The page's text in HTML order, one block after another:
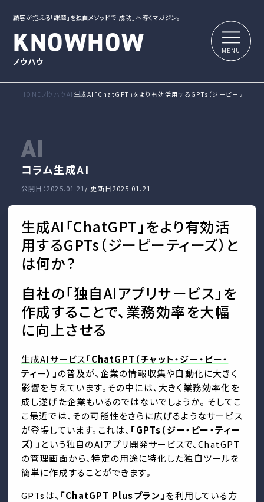
顧客が抱える「課題」を独自メソッドで「成功」へ導くマガジン。
KNOWHOW
ノウハウ
HOME ノウハウ AI 生成AI「ChatGPT」をより有効活用するGPTs（ジーピーティーズ
AI
コラム生成AI
公開日：2025.01.21 / 更新日2025.01.21
生成AI「ChatGPT」をより有効活
用するGPTs（ジーピーティーズ）と
は何か？
自社の「独自AIアプリサービス」を
作成することで、業務効率を大幅
に向上させる
生成AIサービス「ChatGPT（チャット・ジー・ピー・
ティー）」の普及が、企業の情報収集や自動化に大きく
影響を与えています。その中には、大きく業務効率化を
成し遂げた企業もいるのではないでしょうか。 そしてこ
こ最近では、その可能性をさらに広げるようなサービス
が登場しています。これは、 「GPTs（ジー・ピー・ティー
ズ）」 という独自のAIアプリ開発サービスで、ChatGPT
の管理画面から、特定の用途に特化した独自ツールを
簡単に作成することができます。
GPTsは、 「ChatGPT Plusプラン」を利用している方